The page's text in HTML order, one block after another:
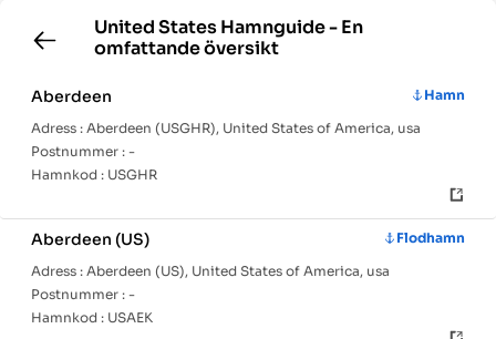
United StatesHamnguide - En
omfattande översikt
Aberdeen
Hamn
Adress : Aberdeen (USGHR), United States of America, usa
Postnummer : -
Hamnkod : USGHR
Aberdeen (US)
Flodhamn
Adress : Aberdeen (US), United States of America, usa
Postnummer : -
Hamnkod : USAEK